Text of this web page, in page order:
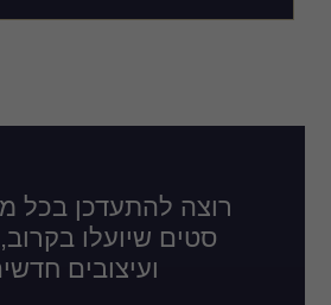
רוצה להתעדכן בכל
סטים שיועלו בקרוב,
ועיצובים